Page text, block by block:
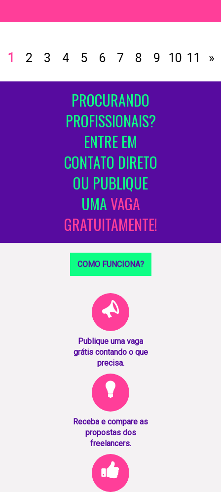
1 2 3 4 5 6 7 8 9 10 11 »
PROCURANDO
PROFISSIONAIS?
ENTRE EM
CONTATO DIRETO
OU PUBLIQUE
UMAVAGA
GRATUITAMENTE!
COMO FUNCIONA?
Publique uma vaga
grátis contando o que
precisa.
Receba e compare as
propostas dos
freelancers.